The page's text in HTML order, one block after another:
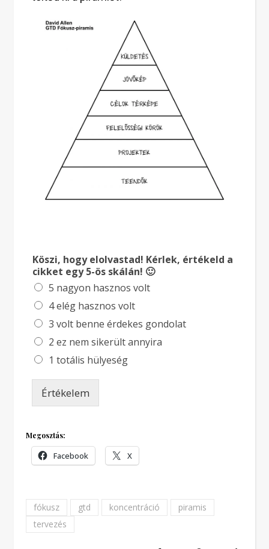
Köszi, hogy elolvastad! Kérlek, értékeld a
cikket egy 5-ös skálán! 🙂
5 nagyon hasznos volt
4 elég hasznos volt
3 volt benne érdekes gondolat
2 ez nem sikerült annyira
1 totális hülyeség
Értékelem
Megosztás:
Facebook X
fókusz gtd koncentráció
piramis
tervezés